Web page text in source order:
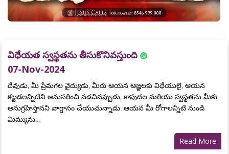
విధేయత స్వస్థతను తీసుకొనివస్తుంది
07-Nov-2024
దేవుడు, మీ ప్రేమగల వైద్యుడు, మీరు ఆయన ఆజ్ఞలకు విధేయులై, ఆయన
కట్టడలన్నిటిని అనుసరించి నడచినప్పుడు, కాపుదల మరియు స్వస్థతను మీకు
అనుగ్రహిస్తానని వాగ్దానం చేయుచున్నాడు. ఆయన మీ రోగాలన్నిటి నుండి
మిమ్మును...
Read More